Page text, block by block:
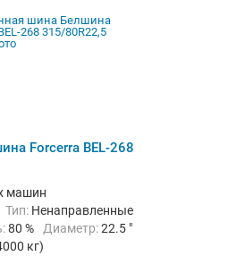
Forcerra BEL-268
машин
Тип: Ненаправленные
80 % Диаметр:22.5 "
кг)